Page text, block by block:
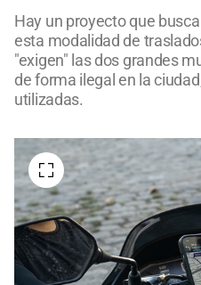
Hay un proyecto que
esta modalidad de
"exigen" las dos grandes
de forma ilegal en la
utilizadas.